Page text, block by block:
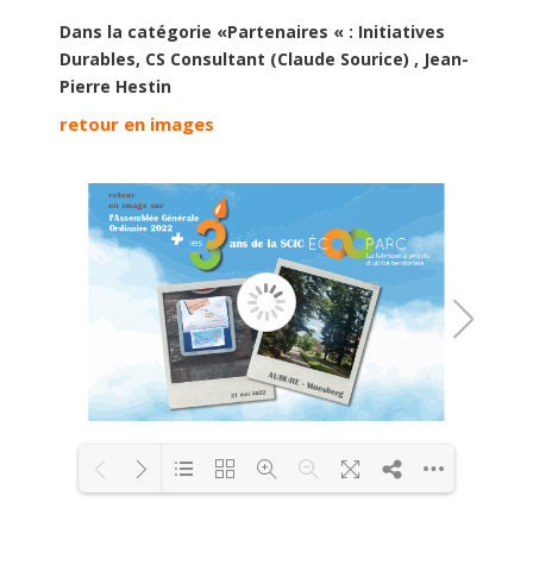
Dans la catégorie «Partenaires « : Initiatives
Durables, CS Consultant (Claude Sourice) , Jean-
Pierre Hestin
retour en images